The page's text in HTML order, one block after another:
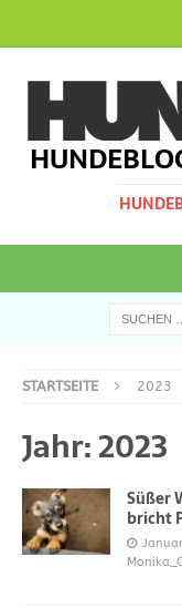
STARTSEITE 2023
Jahr:2023
Süßer
bricht